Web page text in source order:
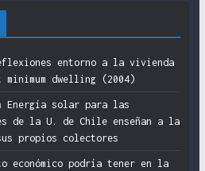
entorno a la vivienda
minimum dwelling (2004)
Energía solar para las
de la U. de Chile enseñan a la
propios colectores
económico podría tener en la